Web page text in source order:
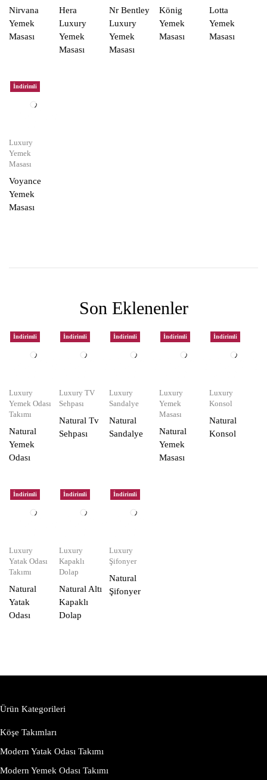
Nirvana
Yemek
Masası
Hera
Luxury
Yemek
Masası
Nr Bentley
Luxury
Yemek
Masası
König
Yemek
Masası
Lotta
Yemek
Masası
İndirimli
Luxury
Yemek
Masası
Voyance
Yemek
Masası
Son Eklenenler
İndirimli
Luxury
Yemek Odası
Takımı
Natural
Yemek
Odası
İndirimli
Luxury TV
Sehpası
Natural Tv
Sehpası
İndirimli
Luxury
Sandalye
Natural
Sandalye
İndirimli
Luxury
Yemek
Masası
Natural
Yemek
Masası
İndirimli
Luxury
Konsol
Natural
Konsol
İndirimli
Luxury
Yatak Odası
Takımı
Natural
Yatak
Odası
İndirimli
Luxury
Kapaklı
Dolap
Natural Altı
Kapaklı
Dolap
İndirimli
Luxury
Şifonyer
Natural
Şifonyer
Ürün Kategorileri
Köşe Takımları
Modern Yatak Odası Takımı
Modern Yemek Odası Takımı